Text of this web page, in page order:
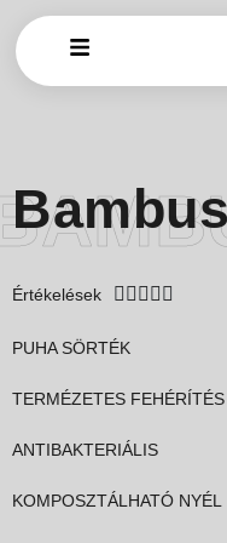
Értékelések     
PUHA SÖRTÉK
TERMÉZETES FEHÉRÍTÉS
ANTIBAKTERIÁLIS
KOMPOSZTÁLHATÓ NYÉL